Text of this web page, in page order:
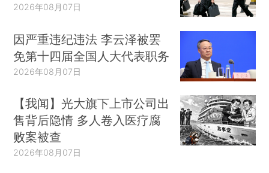
2026年08月07日
因严重违纪违法 李云泽被罢
免第十四届全国人大代表职务
2026年08月07日
【我闻】光大旗下上市公司出
售背后隐情 多人卷入医疗腐
败案被查
2026年08月07日